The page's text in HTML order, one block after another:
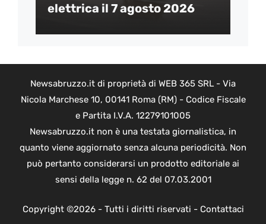
elettrica il 7 agosto 2026
Newsabruzzo.it di proprietà di WEB 365 SRL - Via
Nicola Marchese 10, 00141 Roma (RM) - Codice Fiscale
e Partita I.V.A. 12279101005
Newsabruzzo.it non è una testata giornalistica, in
quanto viene aggiornato senza alcuna periodicità. Non
può pertanto considerarsi un prodotto editoriale ai
sensi della legge n. 62 del 07.03.2001
Copyright ©2026 - Tutti i diritti riservati - Contattaci